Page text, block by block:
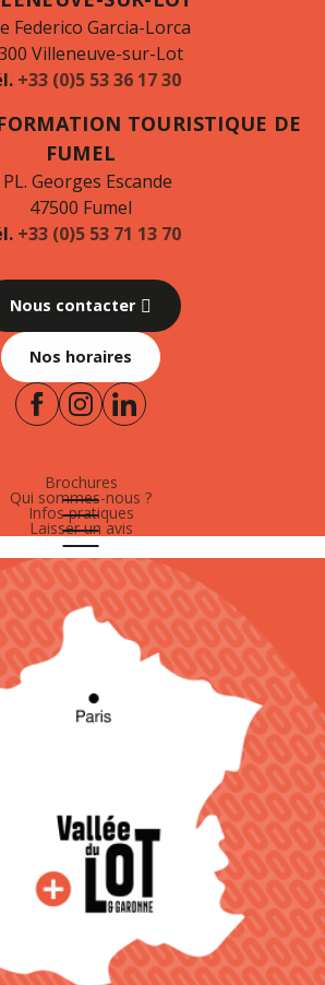
Federico Garcia-Lorca
Villeneuve-sur-Lot
+33 (0)5 53 36 17 30
TOURISTIQUE DE
FUMEL
PL. Georges Escande
47500 Fumel
+33 (0)5 53 71 13 70
Nous contacter
Nos horaires
Brochures
Qui sommes-nous ?
Infos pratiques
Laisser un avis